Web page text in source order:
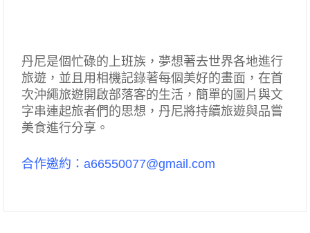
丹尼是個忙碌的上班族，夢想著去世界各地進行
旅遊，並且用相機記錄著每個美好的畫面，在首
次沖繩旅遊開啟部落客的生活，簡單的圖片與文
字串連起旅者們的思想，丹尼將持續旅遊與品嘗
美食進行分享。
合作邀約：a66550077@gmail.com